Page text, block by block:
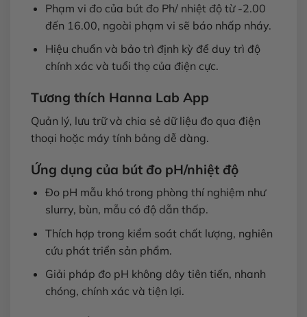
Phạm vi đo của bút đo Ph/ nhiệt độ từ -2.00
đến 16.00, ngoài phạm vi sẽ báo nhấp nháy.
Hiệu chuẩn và bảo trì định kỳ để duy trì độ
chính xác và tuổi thọ của điện cực.
Tương thích Hanna Lab App
Quản lý, lưu trữ và chia sẻ dữ liệu đo qua điện
thoại hoặc máy tính bảng dễ dàng.
Ứng dụng của bút đo pH/nhiệt độ
Đo pH mẫu khó trong phòng thí nghiệm như
slurry, bùn, mẫu có độ dẫn thấp.
Thích hợp trong kiểm soát chất lượng, nghiên
cứu phát triển sản phẩm.
Giải pháp đo pH không dây tiên tiến, nhanh
chóng, chính xác và tiện lợi.